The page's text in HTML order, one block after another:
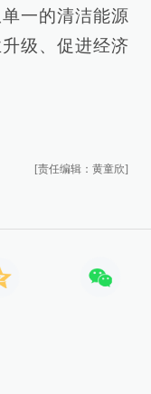
一的清洁能源
级、促进经济
[责任编辑：黄童欣]